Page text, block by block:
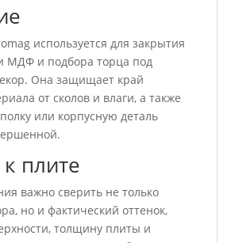
используется для закрытия
МДФ и подбора торца под
Она защищает край
от сколов и влаги, а также
или корпусную деталь
плите
важно сверить не только
но и фактический оттенок,
толщину плиты и